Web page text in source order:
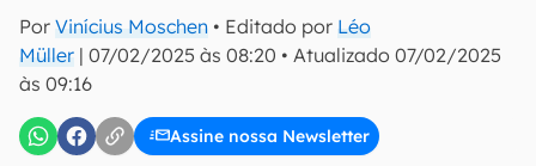
Por Vinícius Moschen • Editado por Léo
Müller | 07/02/2025 às 08:20 • Atualizado 07/02/2025
às 09:16
Assine nossa Newsletter
inscreva-se
Uso e Política de Privacidade do Canaltech.